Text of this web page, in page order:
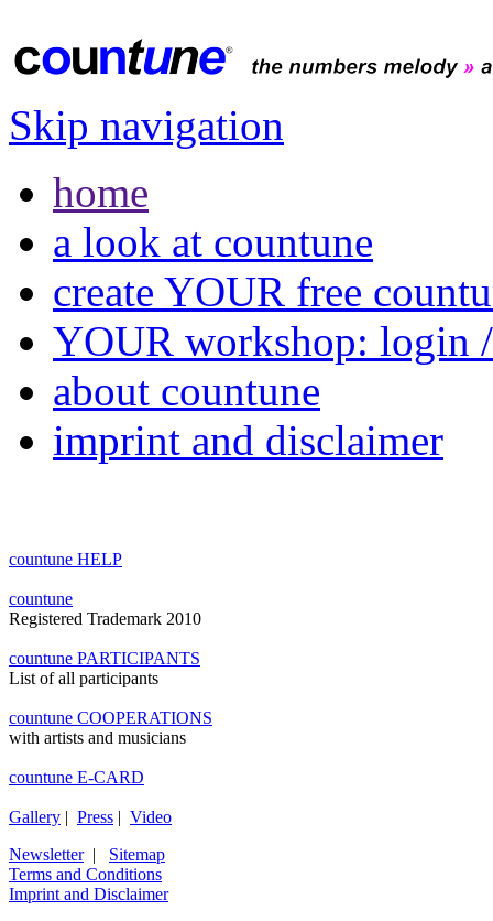
Skip navigation
home
a look at countune
create YOUR free
YOUR workshop: login
about countune
imprint and disclaimer
countune HELP
countune
Registered Trademark 2010
countune PARTICIPANTS
List of all participants
countune COOPERATIONS
with artists and musicians
countune E-CARD
Gallery | Press | Video
Newsletter| Sitemap
Terms and Conditions
Imprint and Disclaimer